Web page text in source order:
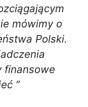
mówimy o
Polski.
finansowe
”